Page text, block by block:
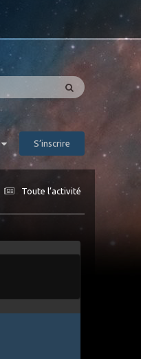
S’inscrire
Toute l’activité